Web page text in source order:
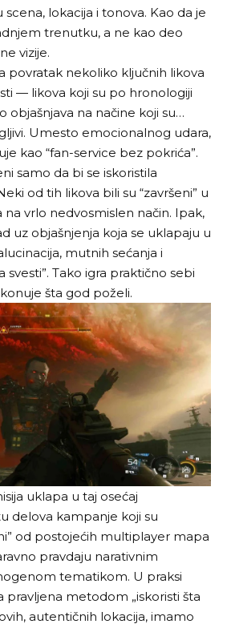
lokacija i tonova. Kao da je
trenutku, a ne kao deo
vizije.
povratak nekoliko ključnih likova
— likova koji su po hronologiji
objašnjava na načine koji su…
Umesto emocionalnog udara,
kao “fan-service bez pokrića”.
samo da bi se iskoristila
od tih likova bili su “završeni” u
vrlo nedvosmislen način. Ipak,
uz objašnjenja koja se uklapaju u
mutnih sećanja i
svesti”. Tako igra praktično sebi
šta god poželi.
uklapa u taj osećaj
delova kampanje koji su
od postojećih multiplayer mapa
pravdaju narativnim
tematikom. U praksi
pravljena metodom „iskoristi šta
autentičnih lokacija, imamo